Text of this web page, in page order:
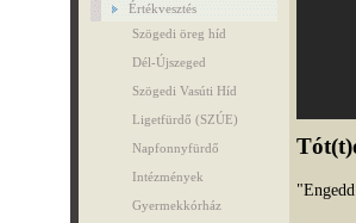
Értékvesztés
Szögedi öreg híd
Dél-Újszeged
Szögedi Vasúti Híd
Ligetfürdő (SZÚE)
Napfonnyfürdő
Intézmények
Gyermekkórház